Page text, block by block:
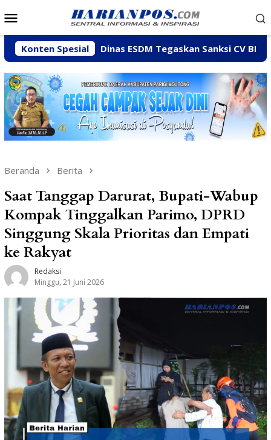
ke
Mobile
Konten Spesial
Dinas ESDM Tegaskan Sanksi CV BBN Belum
Beranda Berita
Saat Tanggap Darurat, Bupati-Wabup
Kompak Tinggalkan Parimo, DPRD
Singgung Skala Prioritas dan Empati
ke Rakyat
Redaksi
Minggu, 21 Juni 2026